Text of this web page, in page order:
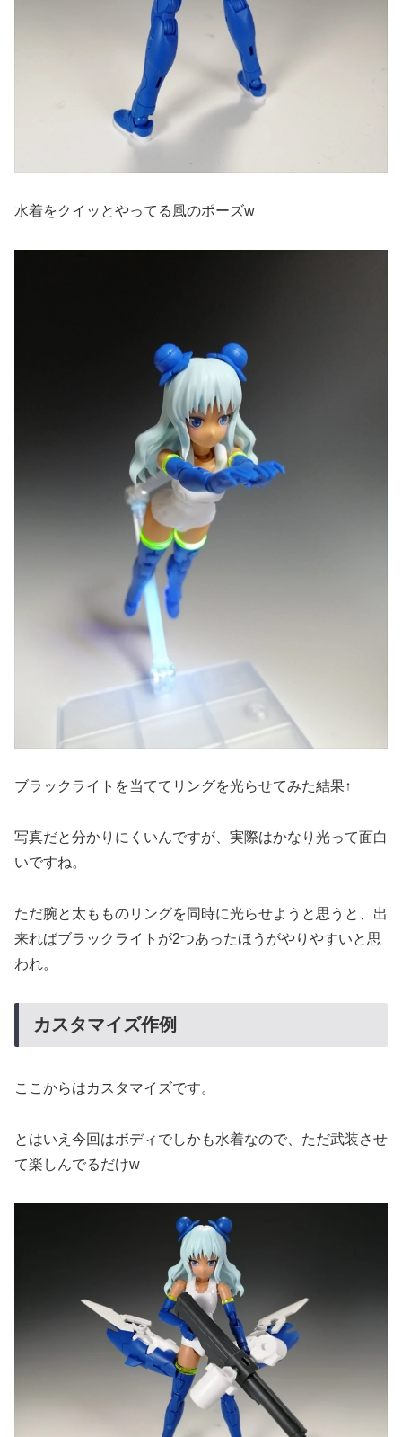
水着をクイッとやってる風のポーズw
ブラックライトを当ててリングを光らせてみた結果↑
写真だと分かりにくいんですが、実際はかなり光って面白
いですね。
ただ腕と太もものリングを同時に光らせようと思うと、出
来ればブラックライトが2つあったほうがやりやすいと思
われ。
カスタマイズ作例
ここからはカスタマイズです。
とはいえ今回はボディでしかも水着なので、ただ武装させ
て楽しんでるだけw